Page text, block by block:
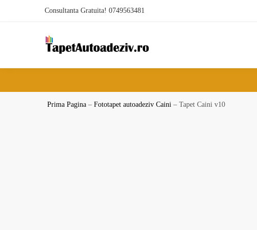
Consultanta Gratuita! 0749563481
Prima Pagina –Fototapet autoadeziv Caini –Tapet Caini v10